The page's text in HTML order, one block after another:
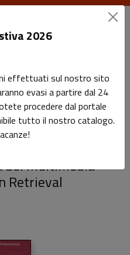
multimediali
di gestione
multimediali
del MultiMedia
Retrieval
2026
effettuati sul nostro sito
evasi a partire dal 24
procedere dal portale
tutto il nostro catalogo.